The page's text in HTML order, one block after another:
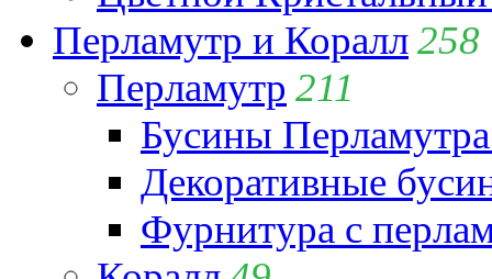
Перламутр и Коралл258
Перламутр 211
Бусины
Декоративные
Фурнитура с